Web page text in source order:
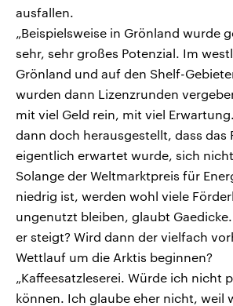
ausfallen.
„Beispielsweise in Grönland wurde
sehr, sehr großes Potenzial. Im
Grönland und auf den Shelf-
wurden dann Lizenzrunden
mit viel Geld rein, mit viel
dann doch herausgestellt, dass das
eigentlich erwartet wurde, sich
Solange der Weltmarktpreis für
niedrig ist, werden wohl viele
ungenutzt bleiben, glaubt
er steigt? Wird dann der vielfach
Wettlauf um die Arktis beginnen?
„Kaffeesatzleserei. Würde ich nicht
können. Ich glaube eher nicht, weil